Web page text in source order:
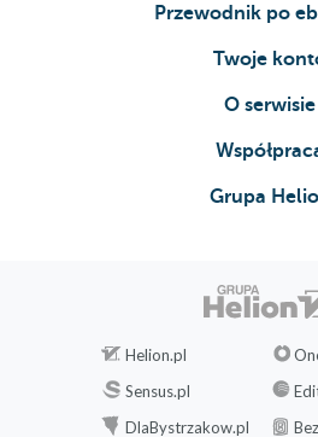
Przewodnik po
Twoje
O serwisie
Grupa
Helion.pl
Sensus.pl
DlaBystrzakow.pl